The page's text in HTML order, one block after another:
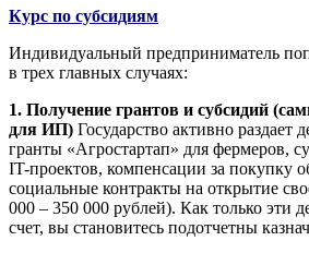
Курс по субсидиям
Индивидуальный предприниматель
в трех главных случаях:
1. Получение грантов и субсидий
для ИП) Государство активно раздает
гранты «Агростартап» для фермеров,
IT-проектов, компенсации за покупку
социальные контракты на открытие
000 – 350 000 рублей). Как только эти
счет, вы становитесь подотчетны